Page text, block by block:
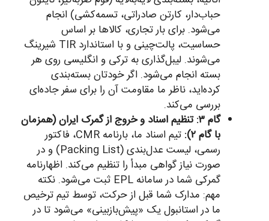
حباب‌دار، کارتن صادراتی، تسمه‌کشی) انجام
می‌شود. برای بار تجاری، کالاها بر اساس
حساسیت، پالت‌چینی و با استاندارد TIR شیرینگ
می‌شوند. لیبل‌گذاری به ترکی و انگلیسی روی هر
بسته انجام می‌شود. اگر خودتان بسته‌بندی
کرده‌اید، ناظر ما مقاومت آن را برای سفر جاده‌ای
بررسی می‌کند.
گام ۳: تنظیم اسناد و خروج از گمرک ایران (همزمان
با گام ۲):
تیم اسناد ما، بارنامه CMR، فاکتور
رسمی، لیست عدل‌بندی (Packing List) و در
صورت نیاز گواهی مبدأ را تنظیم می‌کند. اظهارنامه
گمرکی شما در سامانه EPL ثبت می‌شود. نکته
مهم: مدارک شما قبل از حرکت، توسط تیم ترخیص
ما در استانبول یک «پیش‌بازبینی» می‌شود تا در